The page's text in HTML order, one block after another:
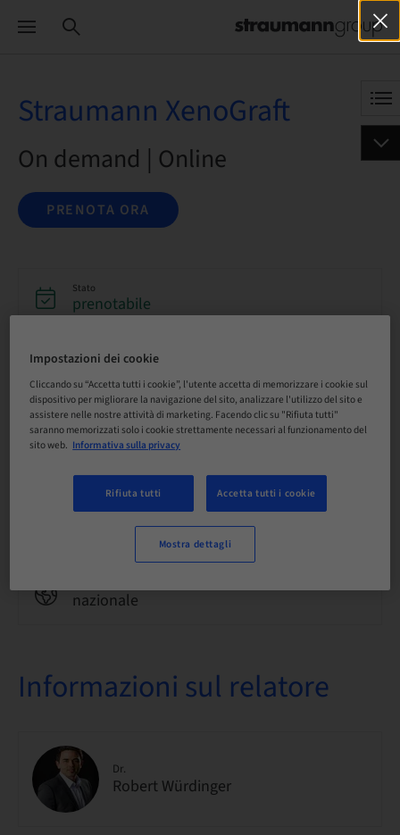
Straumann XenoGraft
On demand | Online
PRENOTA ORA
Stato
prenotabile
Lingua
Tedesco
Punti
0.00 Punti
Metodo di consegna
eLearning
nazionale
Informazioni sul relatore
Dr.
Robert Würdinger
Impostazioni dei cookie
Cliccando su “Accetta tutti i cookie”, l'utente accetta di memorizzare i cookie sul
dispositivo per migliorare la navigazione del sito, analizzare l'utilizzo del sito e
assistere nelle nostre attività di marketing. Facendo clic su "Rifiuta tutti"
saranno memorizzati solo i cookie strettamente necessari al funzionamento del
sito web. Informativa sulla privacy
Rifiuta tutti Accetta tutti i cookie
Mostra dettagli